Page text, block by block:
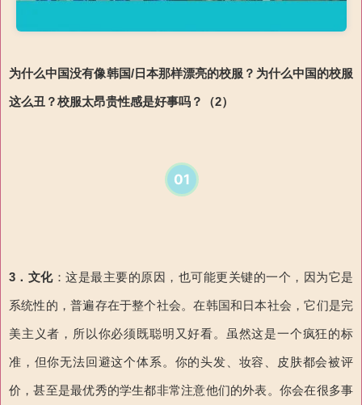
为什么中国没有像韩国/日本那样漂亮的校服？为什么中国的校服
这么丑？校服太昂贵性感是好事吗？（2）
01
3． 文化：这是最主要的原因，也可能更关键的一个，因为它是
系统性的，普遍存在于整个社会。在韩国和日本社会，它们是完
美主义者，所以你必须既聪明又好看。虽然这是一个疯狂的标
准，但你无法回避这个体系。你的头发、妆容、皮肤都会被评
价，甚至是最优秀的学生都非常注意他们的外表。你会在很多事